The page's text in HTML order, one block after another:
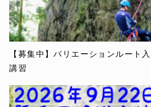
【募集中】バリエーションルート
講習